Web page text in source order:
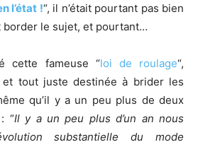
l’état !“, il n’était pourtant pas bien
le sujet, et pourtant…
cette fameuse “loi de roulage“,
tout juste destinée à brider les
qu’il y a un peu plus de deux
“Il y a un peu plus d’un an nous
substantielle du mode